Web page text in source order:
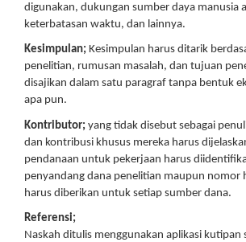
digunakan, dukungan sumber daya manusia
keterbatasan waktu, dan lainnya.
Kesimpulan; Kesimpulan harus ditarik
penelitian, rumusan masalah, dan tujuan
disajikan dalam satu paragraf tanpa bentuk
apa pun.
Kontributor; yang tidak disebut sebagai
dan kontribusi khusus mereka harus
pendanaan untuk pekerjaan harus
penyandang dana penelitian maupun nomor
harus diberikan untuk setiap sumber dana.
Referensi;
Naskah ditulis menggunakan aplikasi kutipan